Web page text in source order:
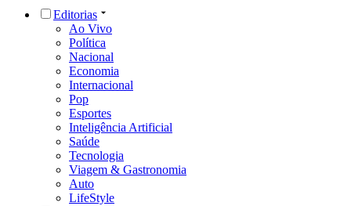
Editorias
Ao Vivo
Política
Nacional
Economia
Internacional
Pop
Esportes
Inteligência Artificial
Saúde
Tecnologia
Viagem & Gastronomia
Auto
LifeStyle